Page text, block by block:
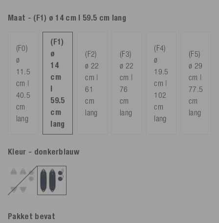
Maat - (F1) ø 14 cm | 59.5 cm lang
(F0)
ø
11.5
cm |
40.5
cm
lang
(F1)
ø
14
cm
|
59.5
cm
lang
(F2)
ø 22
cm |
61
cm
lang
(F3)
ø 22
cm |
76
cm
lang
(F4)
ø
19.5
cm |
102
cm
lang
(F5)
ø 29
cm |
77.5
cm
lang
Kleur - donkerblauw
Pakket bevat